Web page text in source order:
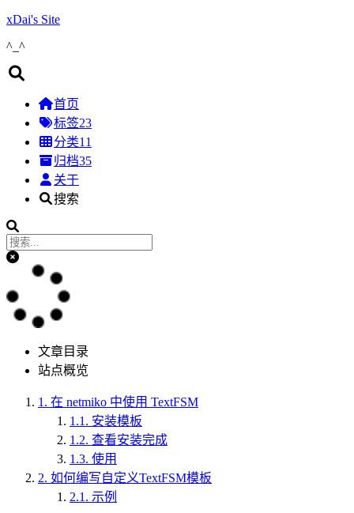
xDai's Site
^_^
首页
标签23
分类11
归档35
关于
搜索
文章目录
站点概览
1. 在 netmiko 中使用 TextFSM
1.1. 安装模板
1.2. 查看安装完成
1.3. 使用
2. 如何编写自定义TextFSM模板
2.1. 示例